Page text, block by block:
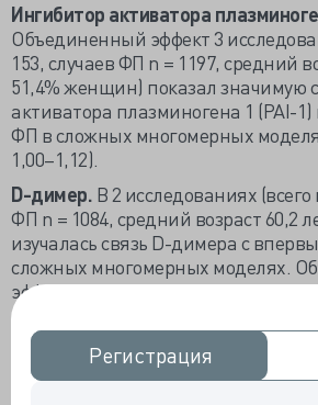
Регистрация
Регистрация
Ингибитор активатора
Объединенный эффект 3
153, случаев ФП n = 1197, средний
51,4% женщин) показал значимую
активатора плазминогена 1 (PAI-
ФП в сложных многомерных
1,00–1,12).
D-димер. В 2 исследованиях (всего
ФП n = 1084, средний возраст 60,2
изучалась связь D-димера с
сложных многомерных моделях.
эффект показал значимую связь D-
возникновения ФП (ОР 1,10, 95% ДИ
Дополнительные биомаркеры.
биомаркеров, как β-